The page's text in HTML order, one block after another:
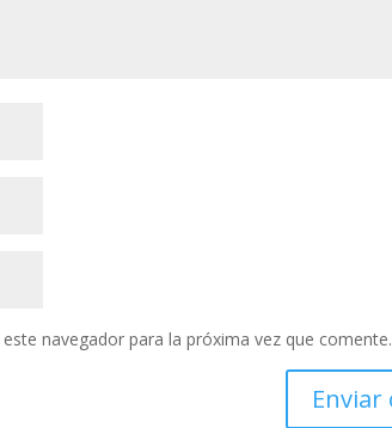
navegador para la próxima vez que comente.